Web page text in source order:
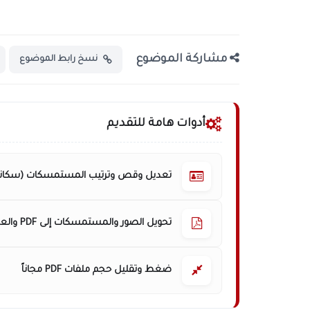
مشاركة الموضوع نسخ رابط الموضوع
أدوات هامة للتقديم
تعديل وقص وترتيب المستمسكات
تحويل الصور والمستمسكات إلى PDF والعكس
ضغط وتقليل حجم ملفات PDF مجاناً